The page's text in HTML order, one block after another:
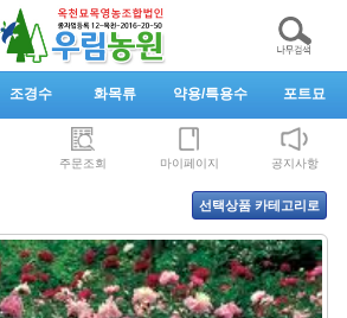
조경수 화목류 약용/특용수 포트묘
주문조회 마이페이지 공지사항